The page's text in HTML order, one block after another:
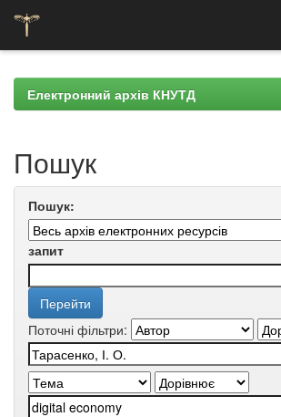
navigationЕлектронний архів КНУТД
Пошук
Пошук:
запит
Поточні фільтри: